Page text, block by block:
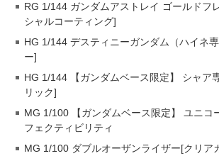
RG 1/144 ガンダムアストレイ ゴールドフ
シャルコーティング]
HG 1/144 デスティニーガンダム（ハイネ
ー]
HG 1/144 【ガンダムベース限定】 シャア
リック]
MG 1/100 【ガンダムベース限定】 ユニコ
フェクティビリティ
MG 1/100 ダブルオーザンライザー[クリア